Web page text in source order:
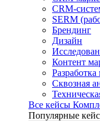
CRM-
SERM
Брендинг
Дизайн
Контент
Сквозная
Все кейсы
Популярные